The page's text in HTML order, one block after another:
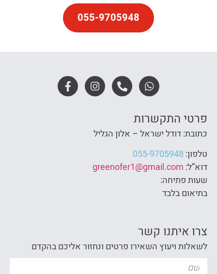
055-9705948
פרטי התקשרות
כתובת: דודל ישראל – אלון הגליל
טלפון: 055-9705948
דוא”ל: greenofer1@gmail.com
שעות פתיחה:
בתיאום בלבד
צרו איתנו קשר
לשאלות ויעוץ השאירו פרטים ונחזור אליכם בהקדם